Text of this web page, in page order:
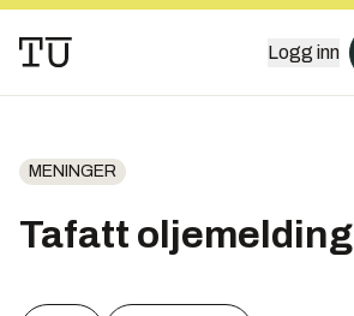
Logg inn
MENINGER
Tafatt oljemelding